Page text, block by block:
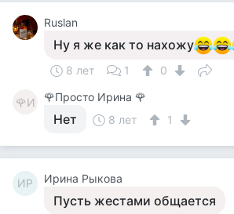
Ruslan
Ну я же как то нахожу
8 лет 1 0
🌹И 🌹Просто Ирина 🌹
Нет 8 лет 1
ИР Ирина Рыкова
Пусть жестами общается